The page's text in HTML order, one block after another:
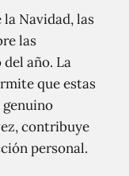
Navidad, las
las
año. La
que estas
contribuye
personal.